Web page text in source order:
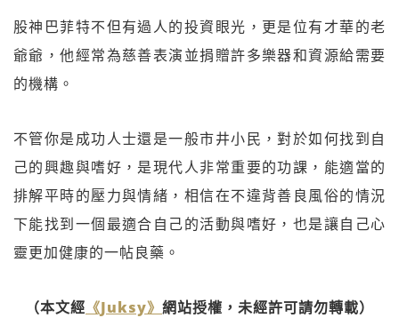
股神巴菲特不但有過人的投資眼光，更是位有才華的老
爺爺，他經常為慈善表演並捐贈許多樂器和資源給需要
的機構。
不管你是成功人士還是一般市井小民，對於如何找到自
己的興趣與嗜好，是現代人非常重要的功課，能適當的
排解平時的壓力與情緒，相信在不違背善良風俗的情況
下能找到一個最適合自己的活動與嗜好，也是讓自己心
靈更加健康的一帖良藥。
（本文經 《Juksy》 網站授權，未經許可請勿轉載）